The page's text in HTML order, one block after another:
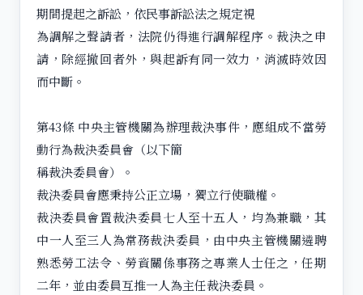
期間提起之訴訟，依民事訴訟法之規定視
為調解之聲請者，法院仍得進行調解程序。裁決之申
請，除經撤回者外，與起訴有同一效力，消滅時效因
而中斷。
第43條 中央主管機關為辦理裁決事件，應組成不當勞
動行為裁決委員會（以下簡
稱裁決委員會）。
裁決委員會應秉持公正立場，獨立行使職權。
裁決委員會置裁決委員七人至十五人，均為兼職，其
中一人至三人為常務裁決委員，由中央主管機關遴聘
熟悉勞工法令、勞資關係事務之專業人士任之，任期
二年，並由委員互推一人為主任裁決委員。